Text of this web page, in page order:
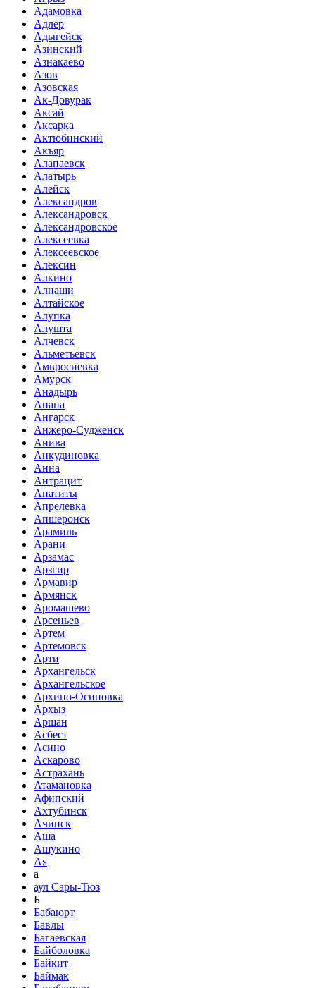
Адамовка
Адлер
Адыгейск
Азинский
Азнакаево
Азов
Азовская
Ак-Довурак
Аксай
Аксарка
Актюбинский
Акъяр
Алапаевск
Алатырь
Алейск
Александров
Александровск
Александровское
Алексеевка
Алексеевское
Алексин
Алкино
Алнаши
Алтайское
Алупка
Алушта
Алчевск
Альметьевск
Амвросиевка
Амурск
Анадырь
Анапа
Ангарск
Анжеро-Судженск
Анива
Анкудиновка
Анна
Антрацит
Апатиты
Апрелевка
Апшеронск
Арамиль
Арани
Арзамас
Арзгир
Армавир
Армянск
Аромашево
Арсеньев
Артем
Артемовск
Арти
Архангельск
Архангельское
Архипо-Осиповка
Архыз
Аршан
Асбест
Асино
Аскарово
Астрахань
Атамановка
Афипский
Ахтубинск
Ачинск
Аша
Ашукино
Ая
а
аул Сары-Тюз
Б
Бабаюрт
Бавлы
Багаевская
Байболовка
Байкит
Баймак